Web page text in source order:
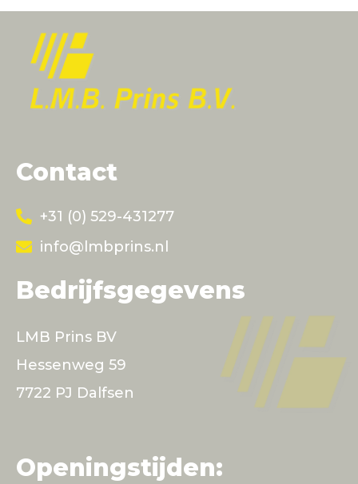
Contact
+31 (0) 529-431277
info@lmbprins.nl
Bedrijfsgegevens
LMB Prins BV
Hessenweg 59
7722 PJ Dalfsen
Openingstijden: